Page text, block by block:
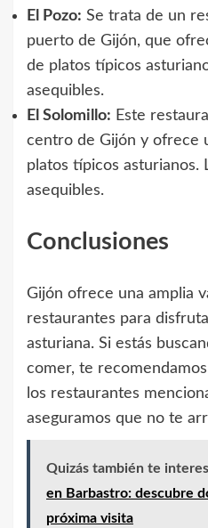
El Pozo: Se trata de un
puerto de Gijón, que
de platos típicos
asequibles.
El Solomillo: Este
centro de Gijón y ofrece
platos típicos asturianos.
asequibles.
Conclusiones
Gijón ofrece una amplia
restaurantes para
asturiana. Si estás
comer, te
los restaurantes
aseguramos que no te
Quizás también te
en Barbastro: descubre
próxima visita